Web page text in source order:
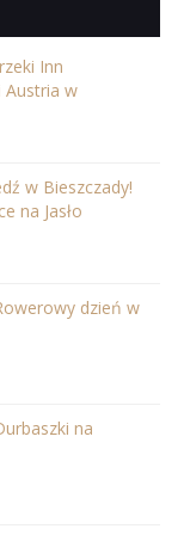
Inn
Austria w
w Bieszczady!
na Jasło
dzień w
na